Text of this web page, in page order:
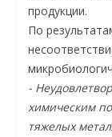
продукции.
По
-
химическим
тяжелых